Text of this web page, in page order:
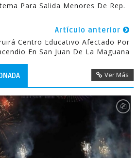
Para Salida Menores De Rep.
Artículo anterior
Centro Educativo Afectado Por
En San Juan De La Maguana
Ver Más